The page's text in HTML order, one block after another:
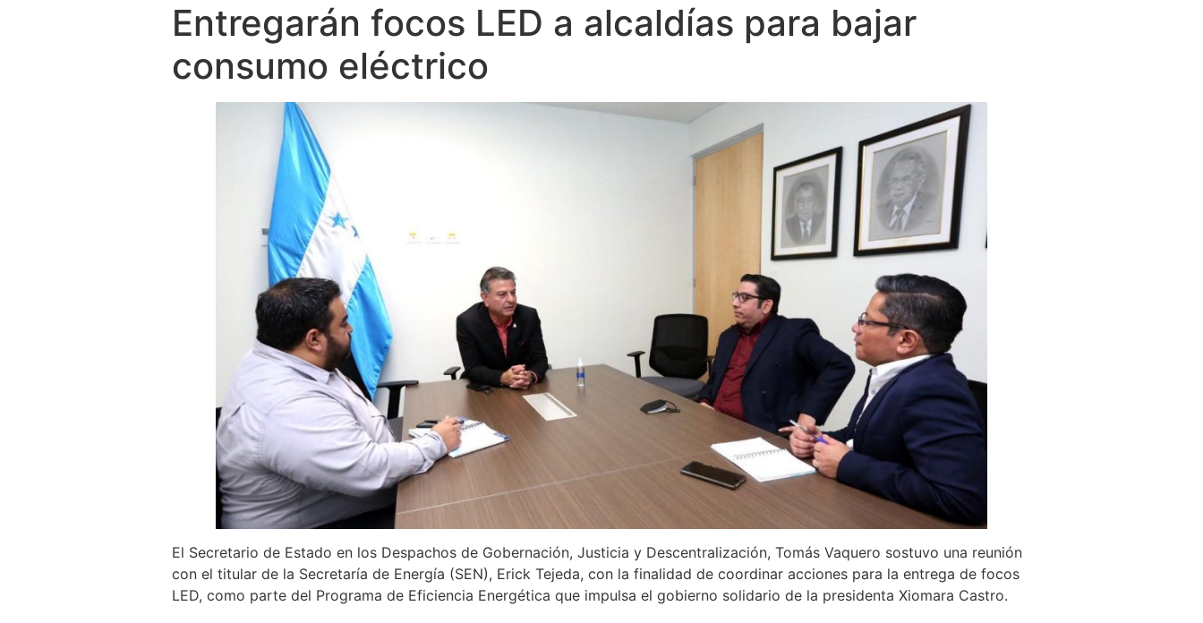
Entregarán focos LED a alcaldías para bajar
consumo eléctrico
El Secretario de Estado en los Despachos de Gobernación, Justicia y Descentralización, Tomás Vaquero sostuvo una reunión
con el titular de la Secretaría de Energía (SEN), Erick Tejeda, con la finalidad de coordinar acciones para la entrega de focos
LED, como parte del Programa de Eficiencia Energética que impulsa el gobierno solidario de la presidenta Xiomara Castro.